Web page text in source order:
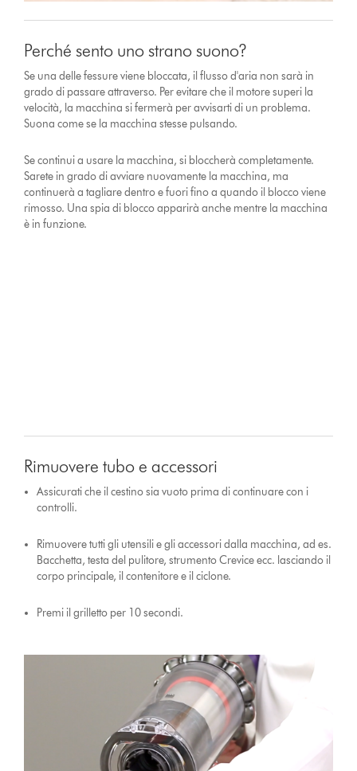
Perché sento uno strano suono?
Se una delle fessure viene bloccata, il flusso d'aria non sarà in
grado di passare attraverso. Per evitare che il motore superi la
velocità, la macchina si fermerà per avvisarti di un problema.
Suona come se la macchina stesse pulsando.
Se continui a usare la macchina, si bloccherà completamente.
Sarete in grado di avviare nuovamente la macchina, ma
continuerà a tagliare dentro e fuori fino a quando il blocco viene
rimosso. Una spia di blocco apparirà anche mentre la macchina
è in funzione.
Rimuovere tubo e accessori
Assicurati che il cestino sia vuoto prima di continuare con i
controlli.
Rimuovere tutti gli utensili e gli accessori dalla macchina, ad es.
Bacchetta, testa del pulitore, strumento Crevice ecc. lasciando il
corpo principale, il contenitore e il ciclone.
Premi il grilletto per 10 secondi.